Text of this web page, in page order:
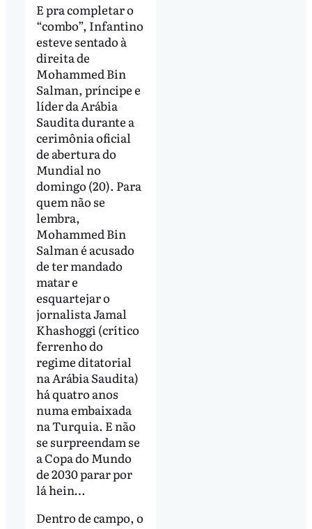
E pra completar o
“combo”, Infantino
esteve sentado à
direita de
Mohammed Bin
Salman, príncipe e
líder da Arábia
Saudita durante a
cerimônia oficial
de abertura do
Mundial no
domingo (20). Para
quem não se
lembra,
Mohammed Bin
Salman é acusado
de ter mandado
matar e
esquartejar o
jornalista Jamal
Khashoggi (crítico
ferrenho do
regime ditatorial
na Arábia Saudita)
há quatro anos
numa embaixada
na Turquia. E não
se surpreendam se
a Copa do Mundo
de 2030 parar por
lá hein…
Dentro de campo, o